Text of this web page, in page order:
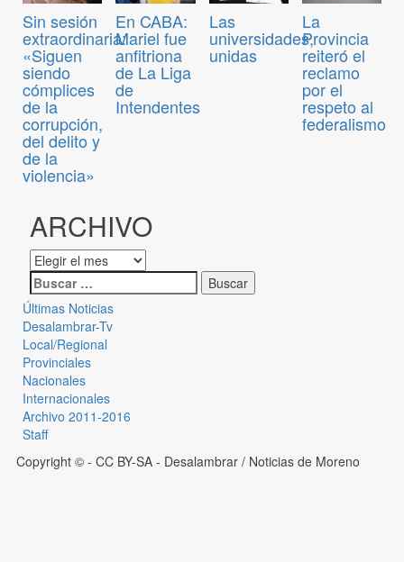
Sin sesión
extraordinaria:
«Siguen
siendo
cómplices
de la
corrupción,
del delito y
de la
violencia»
En CABA:
Mariel fue
anfitriona
de La Liga
de
Intendentes
Las
universidades,
unidas
La
Provincia
reiteró el
reclamo
por el
respeto al
federalismo
ARCHIVO
Últimas Noticias
Desalambrar-Tv
Local/Regional
Provinciales
Nacionales
Internacionales
Archivo 2011-2016
Staff
Copyright © - CC BY-SA - Desalambrar / Noticias de Moreno